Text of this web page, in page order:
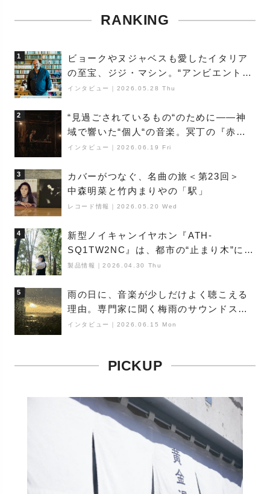
RANKING
1
ビョークやヌジャベスも愛したイタリア
の至宝、ジジ・マシン。“アンビエントの
巨匠”が明かす創作の原点と、「動き」に
インタビュー 2026.05.28 Thu
2
“見過ごされているもの“のために――神
域で響いた“個人“の音楽。冥丁の『赤城
夜神楽』をレポート
インタビュー 2026.06.19 Fri
3
カバーがつなぐ、名曲の旅＜第23回＞
中森明菜と竹内まりやの「駅」
レコード情報 2026.05.20 Wed
4
新型ノイキャンイヤホン『ATH-
SQ1TW2NC』は、都市の“止まり木”にな
り得るーシンガーソングライター浮
製品情報 ｜2026.04.30 Thu
5
雨の日に、音楽が少しだけよく聴こえる
理由。専門家に聞く梅雨のサウンドス
ケープ
インタビュー 2026.06.15 Mon
PICKUP